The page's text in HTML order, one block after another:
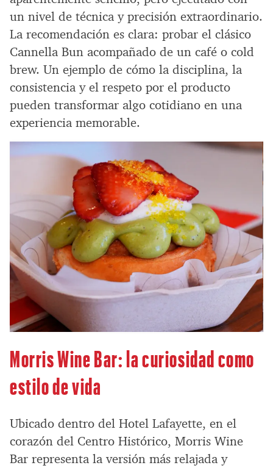
un nivel de técnica y precisión extraordinario.
La recomendación es clara: probar el clásico
Cannella Bun acompañado de un café o cold
brew. Un ejemplo de cómo la disciplina, la
consistencia y el respeto por el producto
pueden transformar algo cotidiano en una
experiencia memorable.
Morris Wine Bar: la curiosidad como
estilo de vida
Ubicado dentro del Hotel Lafayette, en el
corazón del Centro Histórico, Morris Wine
Bar representa la versión más relajada y